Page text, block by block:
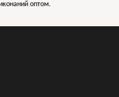
оптом.